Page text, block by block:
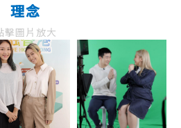
理念
擊圖片放大